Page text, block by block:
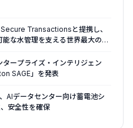
Transactionsと提携し、
な水管理を支える世界最大の
ープライズ・インテリジェン
SAGE」を発表
AIデータセンター向け蓄電池シ
安全性を確保